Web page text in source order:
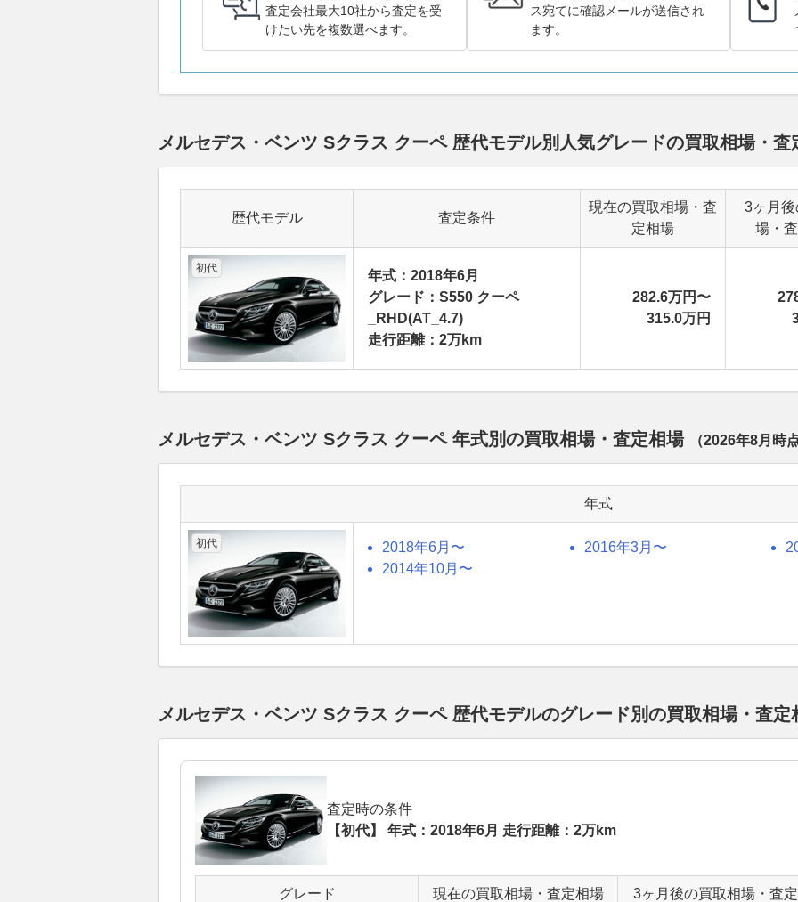
査定会社最大10社から査定を受
けたい先を複数選べます。
ス宛てに確認メールが送信され
ます。
メルセデス・ベンツ Sクラス クーペ 歴代モデル別人気グレードの買取相場・
歴代モデル 査定条件
現在の買取相場・査
定相場
3ヶ月
場・
初代
年式：2018年6月
グレード：S550 クーペ
_RHD(AT_4.7)
走行距離：2万km
282.6万円〜
315.0万円
メルセデス・ベンツ Sクラス クーペ 年式別の買取相場・査定相場 （2026年8月 時
年式
初代 2018年6月〜 2016年3月〜
2014年10月〜
メルセデス・ベンツ Sクラス クーペ 歴代モデルのグレード別の買取相場・査
査定時の条件
【初代】 年式：2018年6月 走行距離：2万km
グレード 現在の買取相場・査定相場 3ヶ月後の買取相場・査